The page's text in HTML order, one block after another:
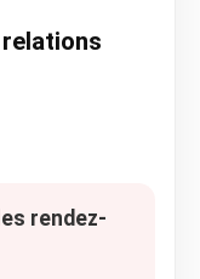
rendez-